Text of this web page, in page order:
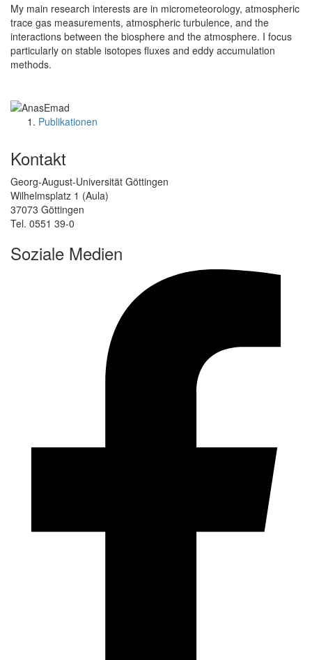
My main research interests are in micrometeorology, atmospheric
trace gas measurements, atmospheric turbulence, and the
interactions between the biosphere and the atmosphere. I focus
particularly on stable isotopes fluxes and eddy accumulation
methods.
Publikationen
Kontakt
Georg-August-Universität Göttingen
Wilhelmsplatz 1 (Aula)
37073 Göttingen
Tel. 0551 39-0
Soziale Medien